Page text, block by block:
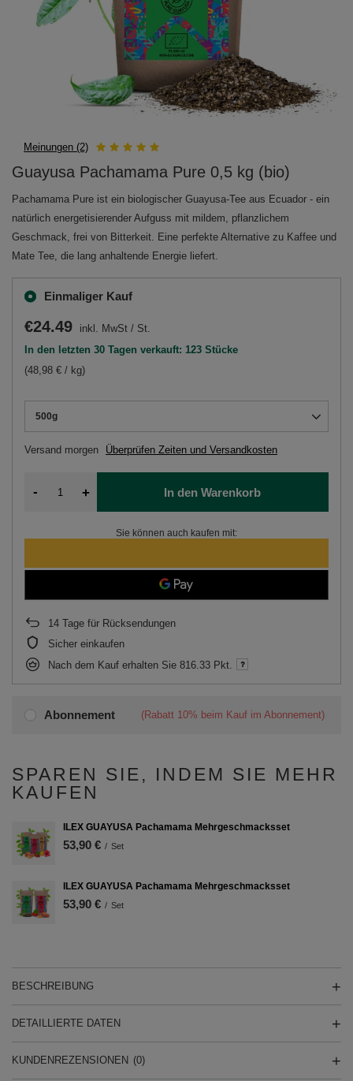
Meinungen (2)
Guayusa Pachamama Pure 0,5 kg (bio)
Pachamama Pure ist ein biologischer Guayusa-Tee aus Ecuador - ein
natürlich energetisierender Aufguss mit mildem, pflanzlichem
Geschmack, frei von Bitterkeit. Eine perfekte Alternative zu Kaffee und
Mate Tee, die lang anhaltende Energie liefert.
Einmaliger Kauf
Abonnement (Rabatt 10% beim Kauf im Abonnement)
500g
Versand morgen Überprüfen Zeiten und Versandkosten
€24.49 inkl. MwSt / St.
In den letzten 30 Tagen verkauft: 123 Stücke
(48,98 € / kg)
- + In den Warenkorb
Sie können auch kaufen mit:
14 Tage für Rücksendungen
Sicher einkaufen
Nach dem Kauf erhalten Sie 816.33 Pkt.
SPAREN SIE, INDEM SIE MEHR
KAUFEN
ILEX GUAYUSA Pachamama Mehrgeschmacksset
53,90 € / Set
ILEX GUAYUSA Pachamama Mehrgeschmacksset
53,90 € / Set
BESCHREIBUNG
DETAILLIERTE DATEN
KUNDENREZENSIONEN (0)